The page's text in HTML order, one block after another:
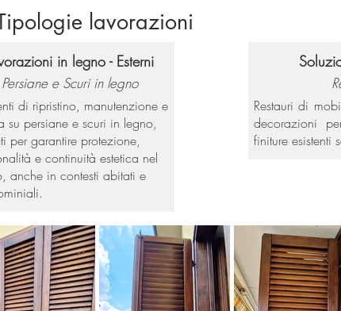
lavorazioni
in legno - Esterni
Persiane e Scuri in legno
di ripristino, manutenzione e
su persiane e scuri in legno,
per garantire protezione,
e continuità estetica nel
anche in contesti abitati e
Restauri di
decorazioni
finiture esistenti